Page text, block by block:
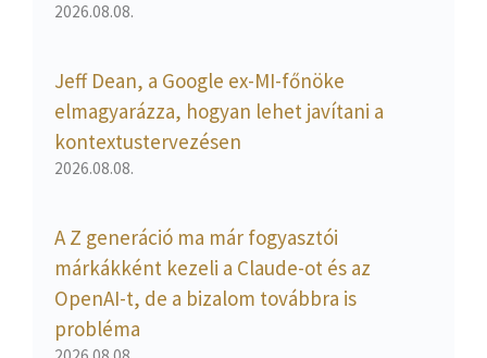
2026.08.08.
Jeff Dean, a Google ex-MI-főnöke
elmagyarázza, hogyan lehet javítani a
kontextustervezésen
2026.08.08.
A Z generáció ma már fogyasztói
márkákként kezeli a Claude-ot és az
OpenAI-t, de a bizalom továbbra is
probléma